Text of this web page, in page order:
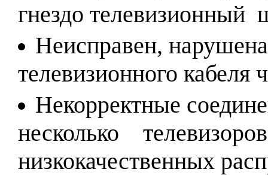
гнездо телевизионный
Неисправен,
телевизионного кабеля
Некорректные
несколько
низкокачественных